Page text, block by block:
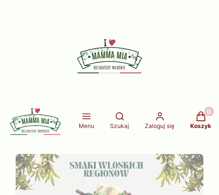
Menu
Otwórz wyszukiwarkę
Szukaj Zaloguj się Koszyk